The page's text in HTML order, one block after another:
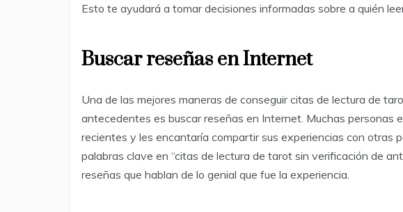
Esto te ayudará a tomar decisiones informadas sobre a quién
Buscar reseñas en Internet
Una de las mejores maneras de conseguir citas de lectura de
antecedentes es buscar reseñas en Internet. Muchas personas
recientes y les encantaría compartir sus experiencias con otras
palabras clave en “citas de lectura de tarot sin verificación de
reseñas que hablan de lo genial que fue la experiencia.